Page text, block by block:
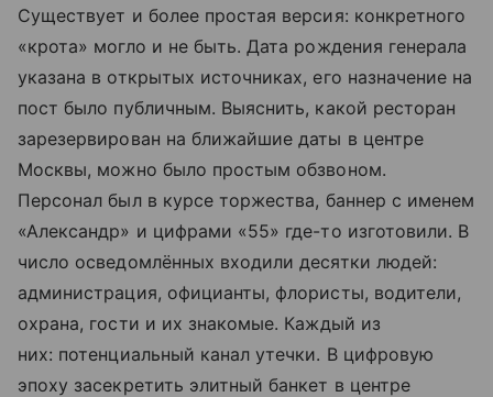
Существует и более простая версия: конкретного
«крота» могло и не быть. Дата рождения генерала
указана в открытых источниках, его назначение на
пост было публичным. Выяснить, какой ресторан
зарезервирован на ближайшие даты в центре
Москвы, можно было простым обзвоном.
Персонал был в курсе торжества, баннер с именем
«Александр» и цифрами «55» где-то изготовили. В
число осведомлённых входили десятки людей:
администрация, официанты, флористы, водители,
охрана, гости и их знакомые. Каждый из
них: потенциальный канал утечки. В цифровую
эпоху засекретить элитный банкет в центре